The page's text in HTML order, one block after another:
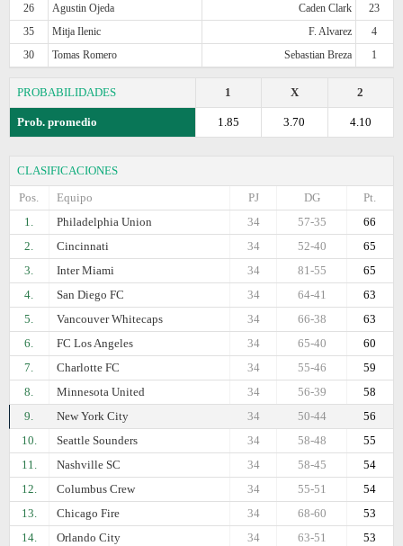
26
Agustin Ojeda Caden Clark
23
35
Mitja Ilenic F. Alvarez
4
30
Tomas Romero Sebastian Breza 1
PROBABILIDADES 2
X
1
Prob. promedio 4.10
3.70
1.85
CLASIFICACIONES
Pos.
Equipo Pt.
DG
PJ
1.
Philadelphia Union 66
57-35
34
2.
Cincinnati 65
52-40
34
3.
Inter Miami 65
81-55
34
4.
San Diego FC 63
64-41
34
5.
Vancouver Whitecaps 63
66-38
34
6.
FC Los Angeles 60
65-40
34
7.
Charlotte FC 59
55-46
34
8.
Minnesota United 58
56-39
34
9.
New York City 56
50-44
34
10.
Seattle Sounders 55
58-48
34
11.
Nashville SC 54
58-45
34
12.
Columbus Crew 54
55-51
34
13.
Chicago Fire 53
68-60
34
14.
Orlando City 53
63-51
34